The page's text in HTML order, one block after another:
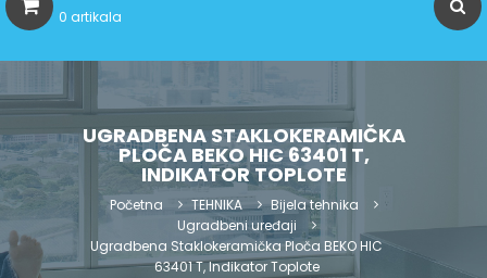
0 artikala
UGRADBENA STAKLOKERAMIČKA
PLOČA BEKO HIC 63401 T,
INDIKATOR TOPLOTE
Početna TEHNIKA
Bijela tehnika
Ugradbeni uređaji
Ugradbena Staklokeramička Ploča BEKO HIC
63401 T, Indikator Toplote